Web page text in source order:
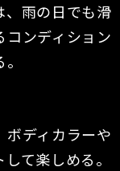
、雨の日でも滑
コンディション
ボディカラーや
て楽しめる。